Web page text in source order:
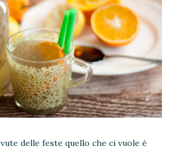
delle feste quello che ci vuole è